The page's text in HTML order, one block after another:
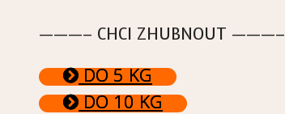
———– CHCI ZHUBNOUT ———–
DO 5 KG
DO 10 KG